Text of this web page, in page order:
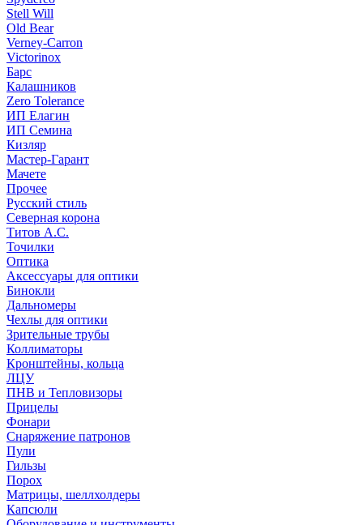
Stell Will
Old Bear
Verney-Carron
Victorinox
Барс
Калашников
Zero Tolerance
ИП Елагин
ИП Семина
Кизляр
Мастер-Гарант
Мачете
Прочее
Русский стиль
Северная корона
Титов А.С.
Точилки
Оптика
Аксессуары для оптики
Бинокли
Дальномеры
Чехлы для оптики
Зрительные трубы
Коллиматоры
Кронштейны, кольца
ЛЦУ
ПНВ и Тепловизоры
Прицелы
Фонари
Снаряжение патронов
Пули
Гильзы
Порох
Матрицы, шеллхолдеры
Капсюли